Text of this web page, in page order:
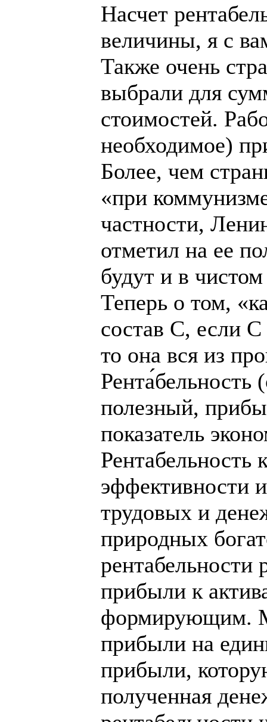
Насчет
величины, я с
Также очень
выбрали для
стоимостей.
необходимое)
Более, чем
«при
частности,
отметил на ее
будут и в
Теперь о том,
состав С, если С
то она вся из
полезный,
показатель
Рентабельность
эффективности
трудовых и
природных
рентабельности
прибыли к
формирующим.
прибыли на
прибыли,
полученная